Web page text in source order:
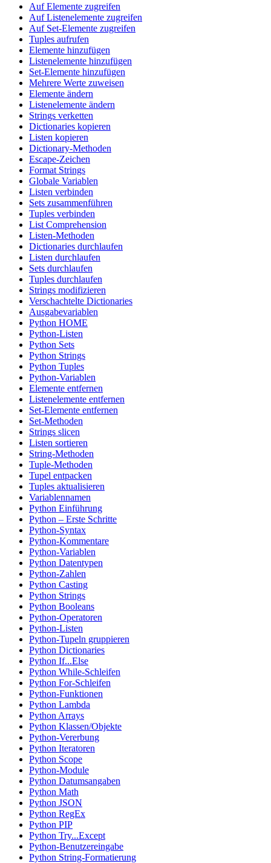
Auf Elemente zugreifen
Auf Listenelemente zugreifen
Auf Set-Elemente zugreifen
Tuples aufrufen
Elemente hinzufügen
Listenelemente hinzufügen
Set-Elemente hinzufügen
Mehrere Werte zuweisen
Elemente ändern
Listenelemente ändern
Strings verketten
Dictionaries kopieren
Listen kopieren
Dictionary-Methoden
Escape-Zeichen
Format Strings
Globale Variablen
Listen verbinden
Sets zusammenführen
Tuples verbinden
List Comprehension
Listen-Methoden
Dictionaries durchlaufen
Listen durchlaufen
Sets durchlaufen
Tuples durchlaufen
Strings modifizieren
Verschachtelte Dictionaries
Ausgabevariablen
Python HOME
Python-Listen
Python Sets
Python Strings
Python Tuples
Python-Variablen
Elemente entfernen
Listenelemente entfernen
Set-Elemente entfernen
Set-Methoden
Strings slicen
Listen sortieren
String-Methoden
Tuple-Methoden
Tupel entpacken
Tuples aktualisieren
Variablennamen
Python Einführung
Python – Erste Schritte
Python-Syntax
Python-Kommentare
Python-Variablen
Python Datentypen
Python-Zahlen
Python Casting
Python Strings
Python Booleans
Python-Operatoren
Python-Listen
Python-Tupeln gruppieren
Python Dictionaries
Python If...Else
Python While-Schleifen
Python For-Schleifen
Python-Funktionen
Python Lambda
Python Arrays
Python Klassen/Objekte
Python-Vererbung
Python Iteratoren
Python Scope
Python-Module
Python Datumsangaben
Python Math
Python JSON
Python RegEx
Python PIP
Python Try...Except
Python-Benutzereingabe
Python String-Formatierung